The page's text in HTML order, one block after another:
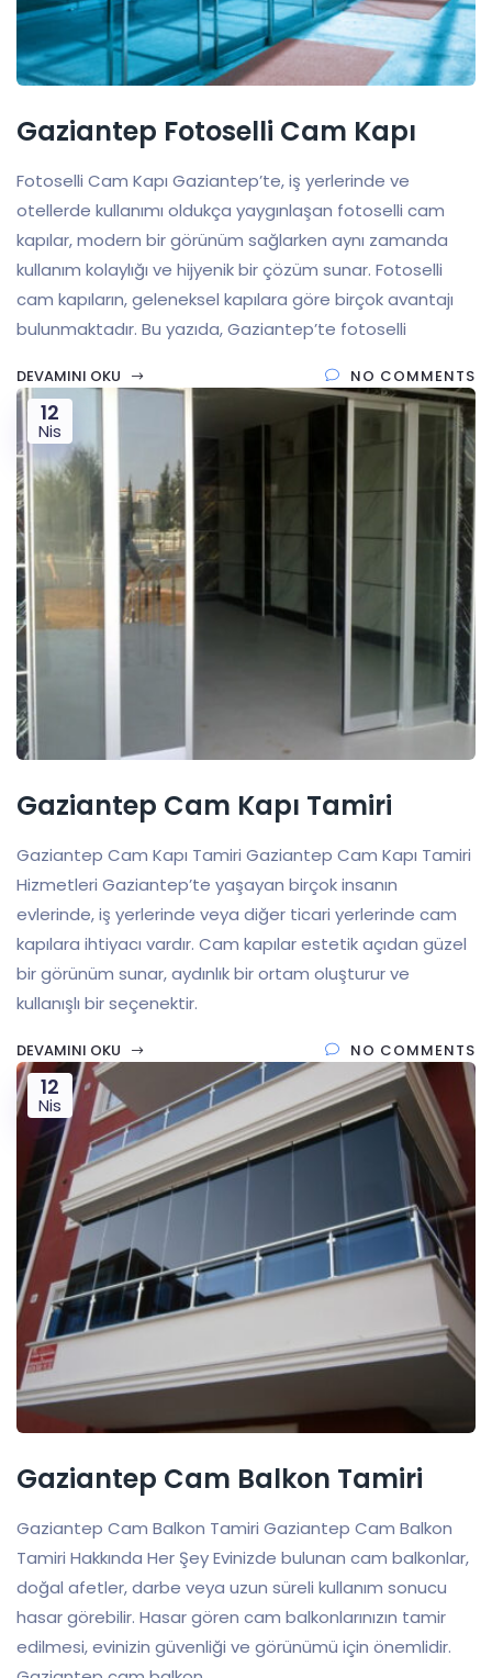
Gaziantep Fotoselli Cam Kapı
Fotoselli Cam Kapı Gaziantep’te, iş yerlerinde ve
otellerde kullanımı oldukça yaygınlaşan fotoselli cam
kapılar, modern bir görünüm sağlarken aynı zamanda
kullanım kolaylığı ve hijyenik bir çözüm sunar. Fotoselli
cam kapıların, geleneksel kapılara göre birçok avantajı
bulunmaktadır. Bu yazıda, Gaziantep’te fotoselli
DEVAMINI OKU NO COMMENTS
12
Nis
Gaziantep Cam Kapı Tamiri
Gaziantep Cam Kapı Tamiri Gaziantep Cam Kapı Tamiri
Hizmetleri Gaziantep’te yaşayan birçok insanın
evlerinde, iş yerlerinde veya diğer ticari yerlerinde cam
kapılara ihtiyacı vardır. Cam kapılar estetik açıdan güzel
bir görünüm sunar, aydınlık bir ortam oluşturur ve
kullanışlı bir seçenektir.
DEVAMINI OKU NO COMMENTS
12
Nis
Gaziantep Cam Balkon Tamiri
Gaziantep Cam Balkon Tamiri Gaziantep Cam Balkon
Tamiri Hakkında Her Şey Evinizde bulunan cam balkonlar,
doğal afetler, darbe veya uzun süreli kullanım sonucu
hasar görebilir. Hasar gören cam balkonlarınızın tamir
edilmesi, evinizin güvenliği ve görünümü için önemlidir.